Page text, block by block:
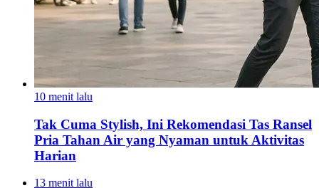
10 menit lalu
Tak Cuma Stylish, Ini Rekomendasi Tas Ransel
Pria Tahan Air yang Nyaman untuk Aktivitas
Harian
13 menit lalu